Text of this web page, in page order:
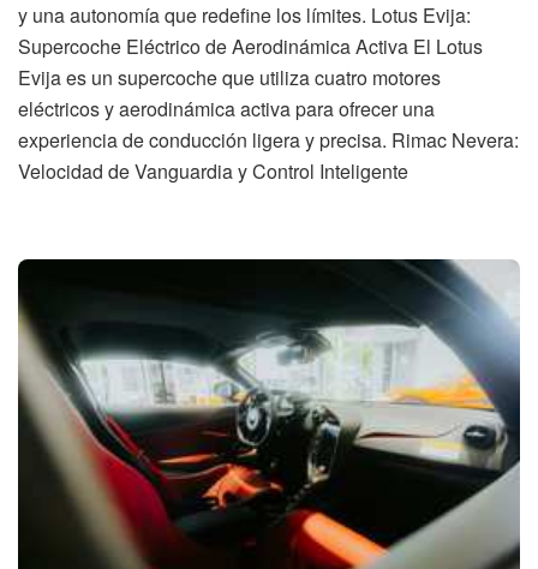
y una autonomía que redefine los límites. Lotus Evija:
Supercoche Eléctrico de Aerodinámica Activa El Lotus
Evija es un supercoche que utiliza cuatro motores
eléctricos y aerodinámica activa para ofrecer una
experiencia de conducción ligera y precisa. Rimac Nevera:
Velocidad de Vanguardia y Control Inteligente